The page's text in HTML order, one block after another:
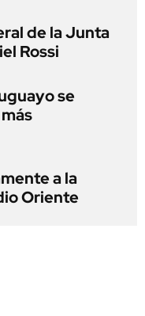
de la Junta
Rossi
se
a la
Oriente